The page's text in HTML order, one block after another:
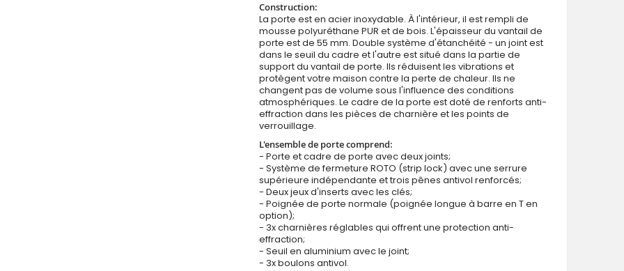
Construction:
La porte est en acier inoxydable. À l'intérieur, il est rempli de
mousse polyuréthane PUR et de bois. L'épaisseur du vantail de
porte est de 55 mm. Double système d'étanchéité - un joint est
dans le seuil du cadre et l'autre est situé dans la partie de
support du vantail de porte. Ils réduisent les vibrations et
protègent votre maison contre la perte de chaleur. Ils ne
changent pas de volume sous l'influence des conditions
atmosphériques. Le cadre de la porte est doté de renforts anti-
effraction dans les pièces de charnière et les points de
verrouillage.
L'ensemble de porte comprend:
- Porte et cadre de porte avec deux joints;
- Système de fermeture ROTO (strip lock) avec une serrure
supérieure indépendante et trois pênes antivol renforcés;
- Deux jeux d'inserts avec les clés;
- Poignée de porte normale (poignée longue à barre en T en
option);
- 3x charnières réglables qui offrent une protection anti-
effraction;
- Seuil en aluminium avec le joint;
- 3x boulons antivol.